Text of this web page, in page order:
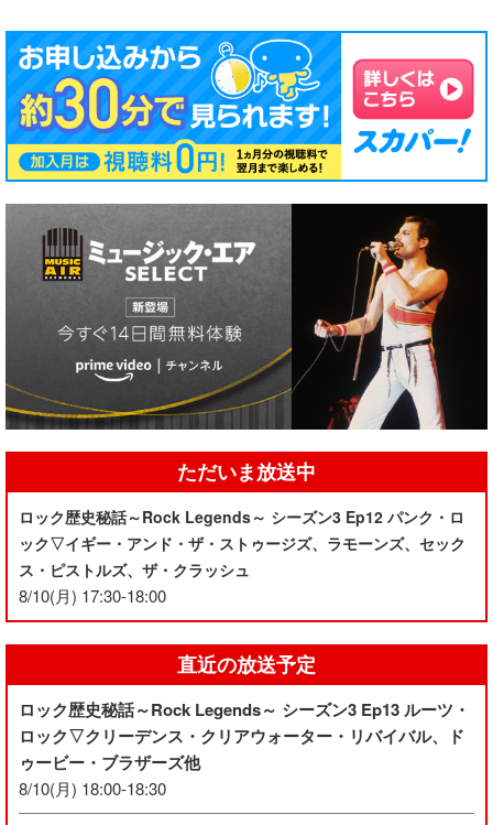
ただいま放送中
ロック歴史秘話～Rock Legends～ シーズン3 Ep12 パンク・ロ
ック▽イギー・アンド・ザ・ストゥージズ、ラモーンズ、セック
ス・ピストルズ、ザ・クラッシュ
8/10(月) 17:30-18:00
直近の放送予定
ロック歴史秘話～Rock Legends～ シーズン3 Ep13 ルーツ・
ロック▽クリーデンス・クリアウォーター・リバイバル、ド
ゥービー・ブラザーズ他
8/10(月) 18:00-18:30